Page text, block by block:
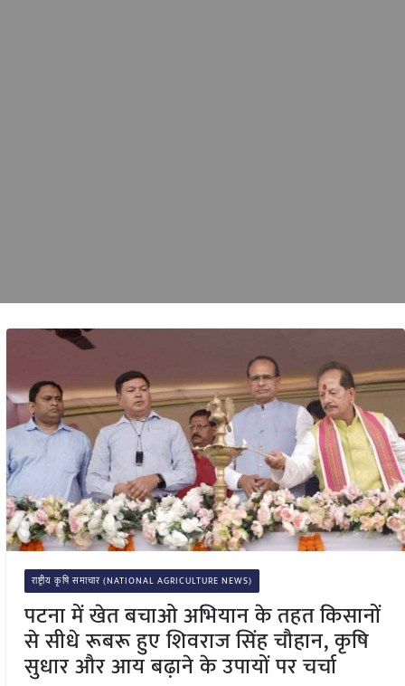
राष्ट्रीय कृषि समाचार (NATIONAL AGRICULTURE NEWS)
पटना में खेत बचाओ अभियान के तहत किसानों
से सीधे रूबरू हुए शिवराज सिंह चौहान, कृषि
सुधार और आय बढ़ाने के उपायों पर चर्चा